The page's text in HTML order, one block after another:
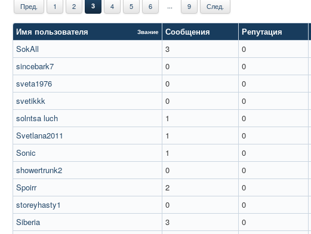
Пред. 1 2 3 4 5 6 ... 9 След.
Имя пользователя Звание Сообщения Репутация
SokAll
3 0
sincebark7
0 0
sveta1976
0 0
svetikkk
0 0
solntsa luch
1 0
Svetlana2011
1 0
Sonic
1 0
showertrunk2
0 0
Spoirr
2 0
storeyhasty1
0 0
Siberia
3 0